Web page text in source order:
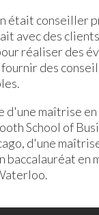
était conseiller
avec des
réaliser des
des
d'une maîtrise
School of
d'une
baccalauréat en